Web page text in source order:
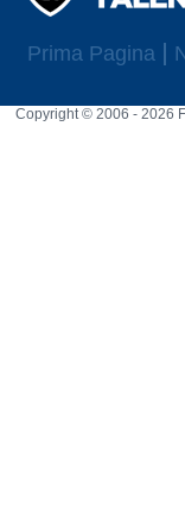
Prima Pagina
Copyright © 2006 - 2026